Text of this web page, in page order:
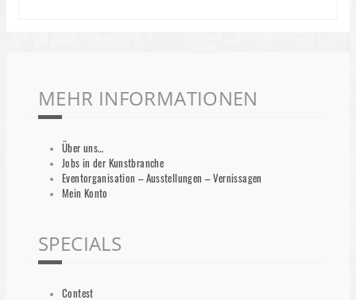
MEHR INFORMATIONEN
Über uns…
Jobs in der Kunstbranche
Eventorganisation – Ausstellungen – Vernissagen
Mein Konto
SPECIALS
Contest